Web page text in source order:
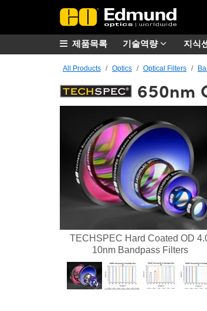
기술역량 지식
제품목록
All Products Optics Optical Filters
650nm
TECHSPEC Hard Coated OD
10nm Bandpass Filters